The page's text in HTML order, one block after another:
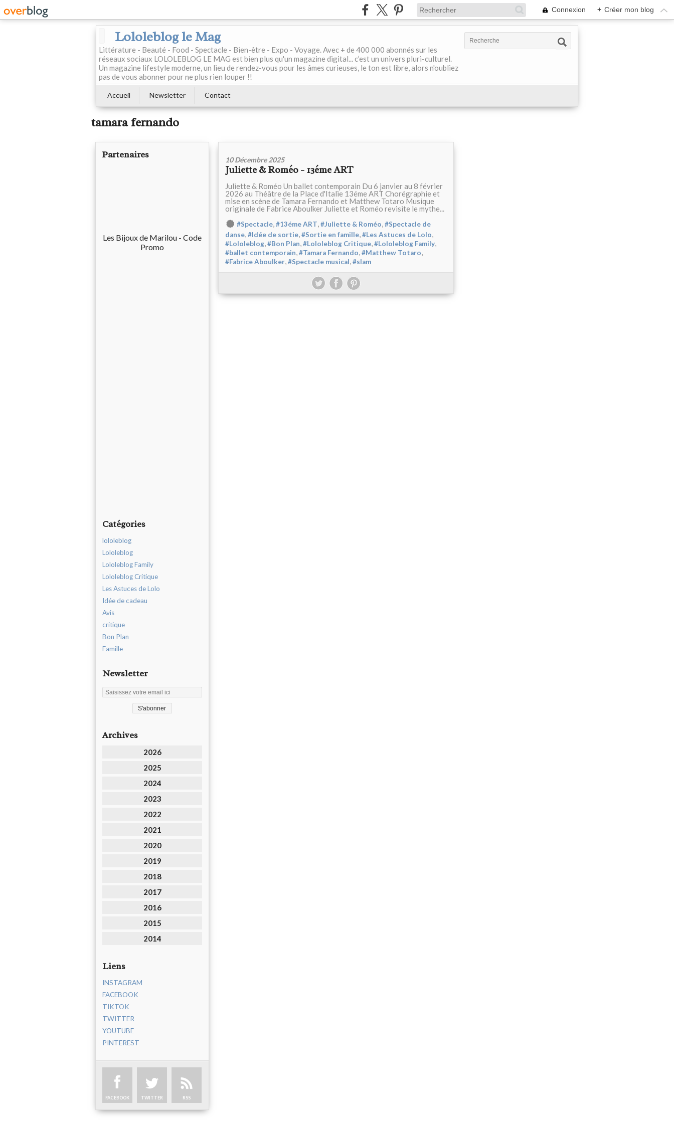
Connexion + Créer mon blog
Lololeblog le Mag
Littérature - Beauté - Food - Spectacle - Bien-être - Expo - Voyage. Avec + de 400 000 abonnés sur les
réseaux sociaux LOLOLEBLOG LE MAG est bien plus qu'un magazine digital... c’est un univers pluri-culturel.
Un magazine lifestyle moderne, un lieu de rendez-vous pour les âmes curieuses, le ton est libre, alors n'oubliez
pas de vous abonner pour ne plus rien louper !!
Accueil Newsletter Contact
tamara fernando
Partenaires
Les Bijoux de Marilou - Code
Promo
Catégories
lololeblog
Lololeblog
Lololeblog Family
Lololeblog Critique
Les Astuces de Lolo
Idée de cadeau
Avis
critique
Bon Plan
Famille
Newsletter
Archives
2026
2025
2024
2023
2022
2021
2020
2019
2018
2017
2016
2015
2014
Liens
INSTAGRAM
FACEBOOK
TIKTOK
TWITTER
YOUTUBE
PINTEREST
FACEBOOK TWITTER RSS
10 Décembre 2025
Juliette & Roméo - 13éme ART
Juliette & Roméo Un ballet contemporain Du 6 janvier au 8 février
2026 au Théâtre de la Place d'Italie 13éme ART Chorégraphie et
mise en scène de Tamara Fernando et Matthew Totaro Musique
originale de Fabrice Aboulker Juliette et Roméo revisite le mythe...
#Spectacle,#13éme ART,#Juliette & Roméo,#Spectacle de
danse,#Idée de sortie,#Sortie en famille,#Les Astuces de Lolo,
#Lololeblog,#Bon Plan,#Lololeblog Critique,#Lololeblog Family,
#ballet contemporain,#Tamara Fernando,#Matthew Totaro,
#Fabrice Aboulker,#Spectacle musical,#slam